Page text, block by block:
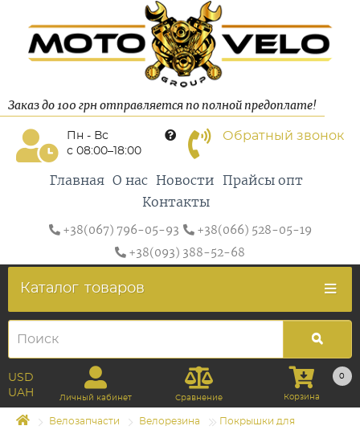
Заказ до 100 грн отправляется по полной предоплате!
Пн - Вс
с 08:00–18:00
Обратный звонок
Главная О нас Новости
Прайсы опт
Контакты
+38(067) 796-05-93
+38(066) 528-05-19
+38(093) 388-52-68
Каталог товаров
USD
UAH
Личный кабинет Сравнение
0
Корзина
Велозапчасти Велорезина
Покрышки для